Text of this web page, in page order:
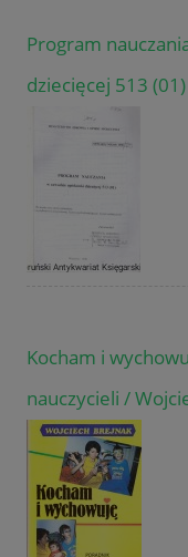
Program
dziecięcej 513
Kocham i
nauczycieli /